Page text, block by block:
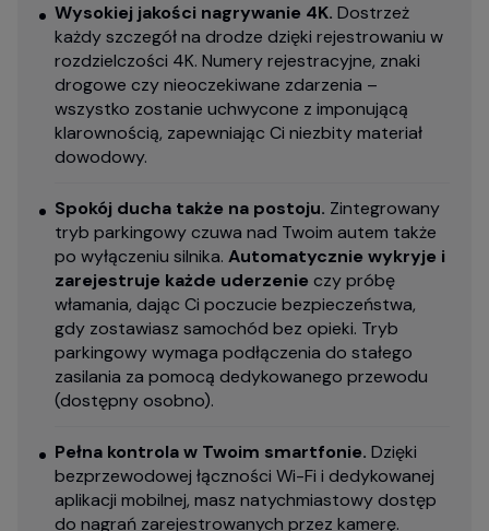
Wysokiej jakości nagrywanie 4K. Dostrzeż
każdy szczegół na drodze dzięki rejestrowaniu w
rozdzielczości 4K. Numery rejestracyjne, znaki
drogowe czy nieoczekiwane zdarzenia –
wszystko zostanie uchwycone z imponującą
klarownością, zapewniając Ci niezbity materiał
dowodowy.
Spokój ducha także na postoju. Zintegrowany
tryb parkingowy czuwa nad Twoim autem także
po wyłączeniu silnika. Automatycznie wykryje i
zarejestruje każde uderzenie czy próbę
włamania, dając Ci poczucie bezpieczeństwa,
gdy zostawiasz samochód bez opieki. Tryb
parkingowy wymaga podłączenia do stałego
zasilania za pomocą dedykowanego przewodu
(dostępny osobno).
Pełna kontrola w Twoim smartfonie. Dzięki
bezprzewodowej łączności Wi-Fi i dedykowanej
aplikacji mobilnej, masz natychmiastowy dostęp
do nagrań zarejestrowanych przez kamerę.